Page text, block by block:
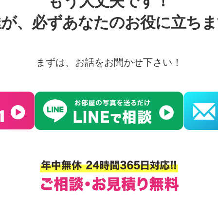
、必ずあなたのお役に立ち
まずは、お話をお聞かせ下さい！